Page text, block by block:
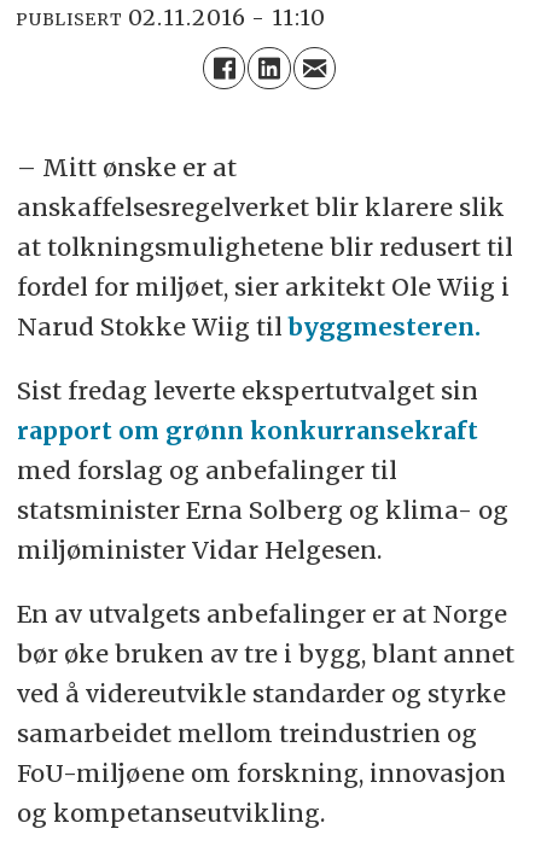
PUBLISERT 02.11.2016 - 11:10
– Mitt ønske er at
anskaffelsesregelverket blir klarere slik
at tolkningsmulighetene blir redusert til
fordel for miljøet, sier arkitekt Ole Wiig i
Narud Stokke Wiig til byggmesteren.
Sist fredag leverte ekspertutvalget sin
rapport om grønn konkurransekraft
med forslag og anbefalinger til
statsminister Erna Solberg og klima- og
miljøminister Vidar Helgesen.
En av utvalgets anbefalinger er at Norge
bør øke bruken av tre i bygg, blant annet
ved å videreutvikle standarder og styrke
samarbeidet mellom treindustrien og
FoU-miljøene om forskning, innovasjon
og kompetanseutvikling.